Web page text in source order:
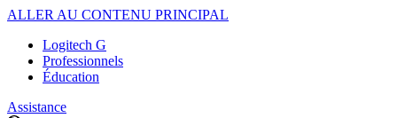
ALLER AU CONTENU PRINCIPAL
Logitech G
Professionnels
Éducation
Assistance